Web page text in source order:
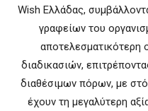
Wish Ελλάδας,
γραφείων του
αποτελεσματικότερη
διαδικασιών,
διαθέσιμων πόρων, με
έχουν τη μεγαλύτερη